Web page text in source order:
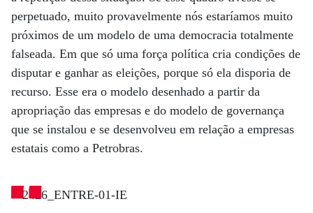
perpetuado, muito provavelmente nós estaríamos muito
próximos de um modelo de uma democracia totalmente
falseada. Em que só uma força política cria condições de
disputar e ganhar as eleições, porque só ela disporia de
recurso. Esse era o modelo desenhado a partir da
apropriação das empresas e do modelo de governança
que se instalou e se desenvolveu em relação a empresas
estatais como a Petrobras.